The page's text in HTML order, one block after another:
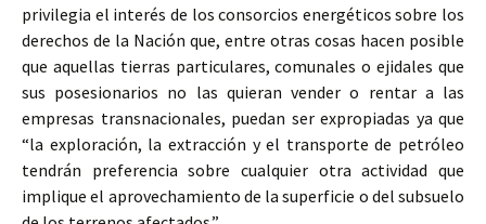
privilegia el interés de los consorcios energéticos sobre los
derechos de la Nación que, entre otras cosas hacen posible
que aquellas tierras particulares, comunales o ejidales que
sus posesionarios no las quieran vender o rentar a las
empresas transnacionales, puedan ser expropiadas ya que
“la exploración, la extracción y el transporte de petróleo
tendrán preferencia sobre cualquier otra actividad que
implique el aprovechamiento de la superficie o del subsuelo